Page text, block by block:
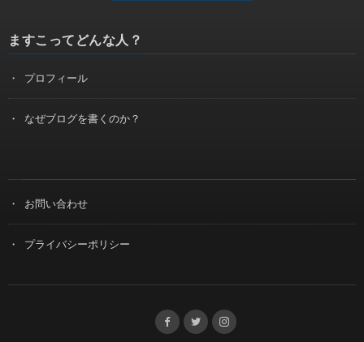
ますこってどんな人？
プロフィール
なぜブログを書くのか？
お問い合わせ
プライバシーポリシー